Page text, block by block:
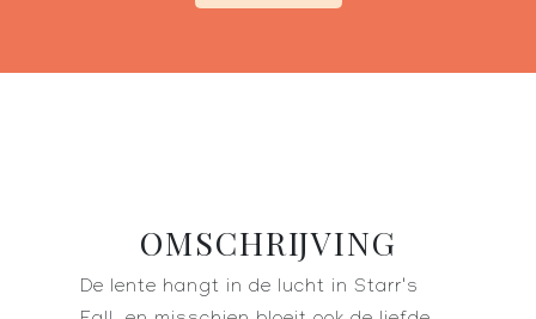
OMSCHRIJVING
De lente hangt in de lucht in Starr's